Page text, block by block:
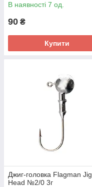
В наявності 7 од.
90 ₴
Купити
Джиг-головка Flagman Jig
Head №2/0 3г